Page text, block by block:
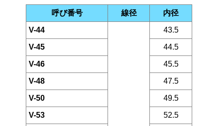
呼び番号 線径 内径
V-44 43.5
V-45 44.5
V-46 45.5
V-48 47.5
V-50 49.5
V-53 52.5